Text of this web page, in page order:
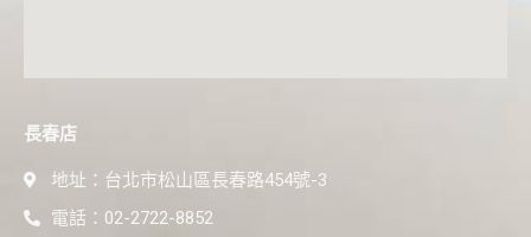
長春店
地址：台北市松山區長春路454號-3
電話：02-2722-8852